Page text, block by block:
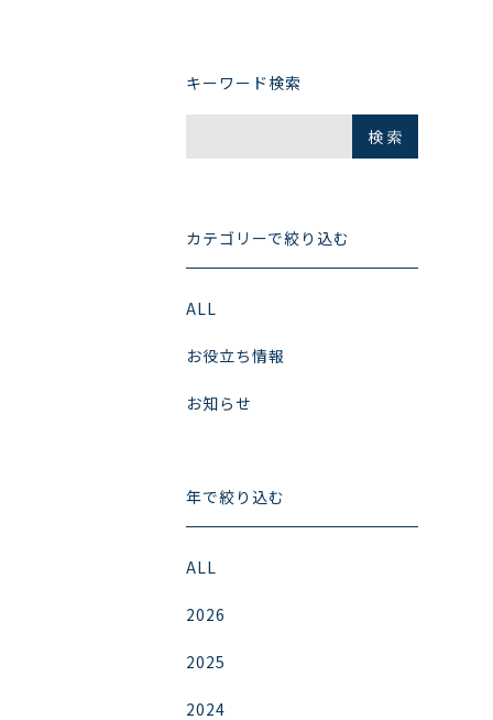
キーワード検索
カテゴリーで絞り込む
ALL
お役立ち情報
お知らせ
年で絞り込む
ALL
2026
2025
2024